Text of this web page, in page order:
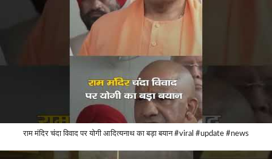
राम मंदिर चंदा विवाद पर योगी आदित्यनाथ का बड़ा बयान #viral #update #news